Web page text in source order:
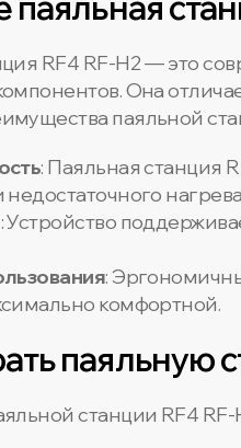
RF4 RF-H2 — это
Она
паяльной
: Паяльная станция
: Устройство
:
комфортной.
паяльную
станции RF4